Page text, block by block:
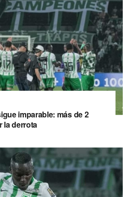
imparable: más de 2
la derrota